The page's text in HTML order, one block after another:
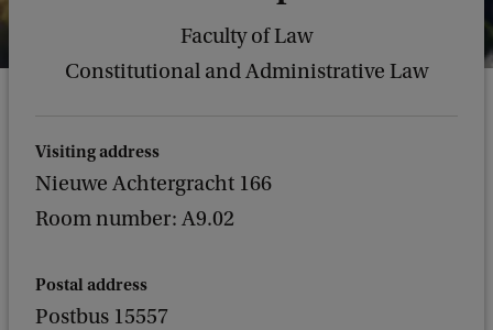
Faculty of Law
Constitutional and Administrative Law
Visiting address
Nieuwe Achtergracht 166
Room number: A9.02
Postal address
Postbus 15557